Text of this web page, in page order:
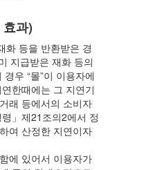
과)
화 등을 반환받은 경
지급받은 재화 등의
우 “몰”이 이용자에
한때에는 그 지연기
래 등에서의 소비자
」제21조의2에서 정
여 산정한 지연이자
에 있어서 이용자가